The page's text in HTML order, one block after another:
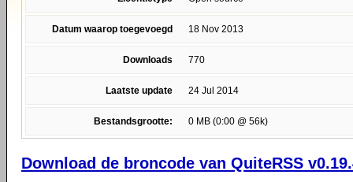
Datum waarop toegevoegd 18 Nov 2013
Downloads 770
Laatste update 24 Jul 2014
Bestandsgrootte: 0 MB (0:00 @ 56k)
Download de broncode van QuiteRSS